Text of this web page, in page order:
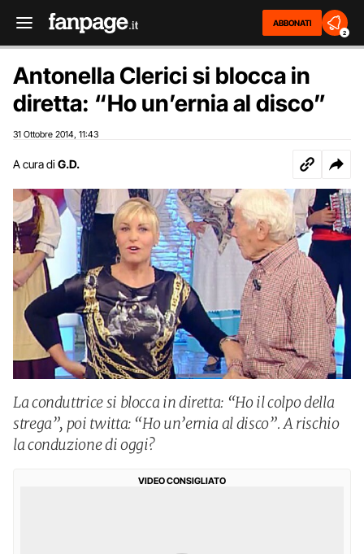
ABBONATI
2
Antonella Clerici si blocca in
diretta: “Ho un’ernia al disco”
31 Ottobre 2014 11:43
A cura di G.D.
La conduttrice si blocca in diretta: “Ho il colpo della
strega”, poi twitta: “Ho un’ernia al disco”. A rischio
la conduzione di oggi?
VIDEO CONSIGLIATO